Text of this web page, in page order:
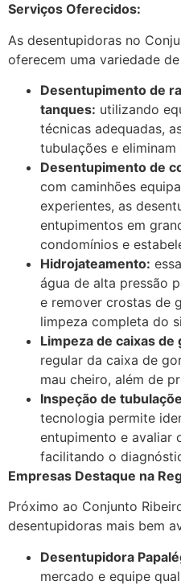
Serviços Oferecidos:
As desentupidoras no
oferecem uma variedade
Desentupimento de
tanques: utilizando
técnicas adequadas,
tubulações e
Desentupimento de
com caminhões
experientes, as
entupimentos em
condomínios e
Hidrojateamento:
água de alta pressão
e remover crostas de
limpeza completa do
Limpeza de caixas de
regular da caixa de
mau cheiro, além de
Inspeção de
tecnologia permite
entupimento e avaliar
facilitando o
Empresas Destaque na
Próximo ao Conjunto
desentupidoras mais bem
Desentupidora
mercado e equipe